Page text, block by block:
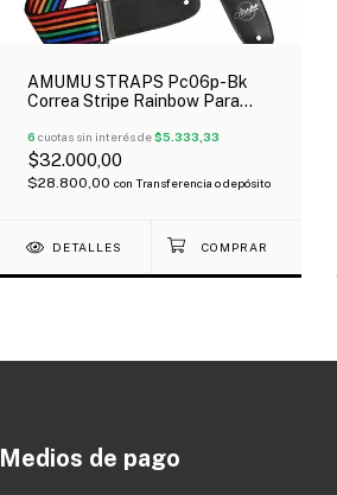
AMUMU STRAPS Pc06p-Bk
Correa Stripe Rainbow Para
6 cuotas sin interés de$5.333,33
$32.000,00
$28.800,00 con Transferencia o depósito
DETALLES
Medios de pago